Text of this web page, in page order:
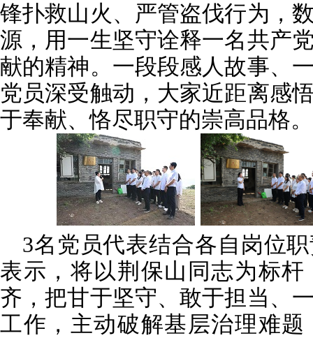
锋扑救山火、严管盗伐行为，
源，用一生坚守诠释一名共产
献的精神。一段段感人故事、
党员深受触动，大家近距离感
于奉献、恪尽职守的崇高品格。
3名党员代表结合各自岗位
表示，将以荆保山同志为标
齐，把甘于坚守、敢于担当、
工作，主动破解基层治理难